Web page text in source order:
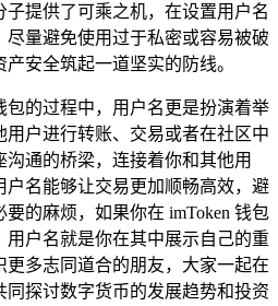
子提供了可乘之机，在设置用户名
尽量避免使用过于私密或容易被破
安全筑起一道坚实的防线。
包的过程中，用户名更是扮演着举
用户进行转账、交易或者在社区中
通的桥梁，连接着你和其他用
户名能够让交易更加顺畅高效，避
的麻烦，如果你在 imToken 钱包
用户名就是你在其中展示自己的重
多志同道合的朋友，大家一起在
探讨数字货币的发展趋势和投资